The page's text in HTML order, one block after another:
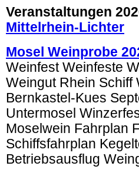
Veranstaltungen
Mittelrhein-Lichter
Mosel Weinprobe
Weinfest Weinfeste
Weingut Rhein Schiff
Bernkastel-Kues
Untermosel
Moselwein Fahrplan
Schiffsfahrplan
Betriebsausflug